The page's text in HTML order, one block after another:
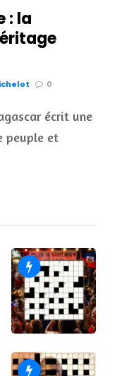
: la
0
écrit une
peuple et